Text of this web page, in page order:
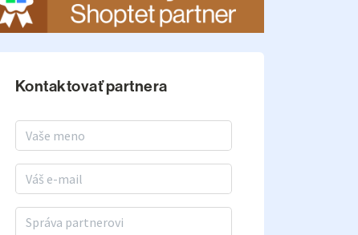
Kontaktovať partnera
Meno a priezvisko
E-mail
Správa partnerovi